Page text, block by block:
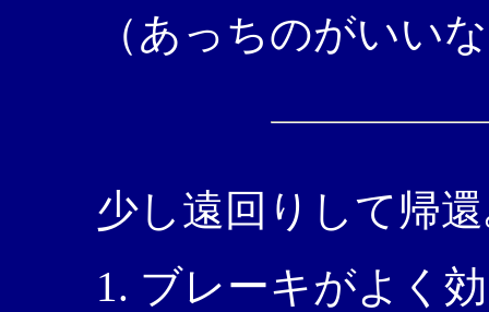
（あっちのがいい
少し遠回りして帰
ブレーキがよく